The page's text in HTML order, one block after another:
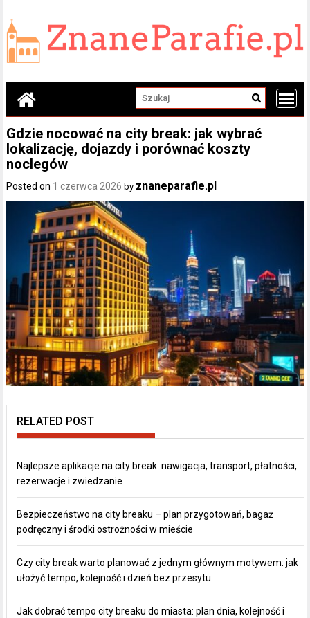
content
Gdzie nocować na city break: jak wybrać
lokalizację, dojazdy i porównać koszty
noclegów
Posted on 1 czerwca 2026 by znaneparafie.pl
RELATED POST
Najlepsze aplikacje na city break: nawigacja, transport, płatności,
rezerwacje i zwiedzanie
Bezpieczeństwo na city breaku – plan przygotowań, bagaż
podręczny i środki ostrożności w mieście
Czy city break warto planować z jednym głównym motywem: jak
ułożyć tempo, kolejność i dzień bez przesytu
Jak dobrać tempo city breaku do miasta: plan dnia, kolejność i